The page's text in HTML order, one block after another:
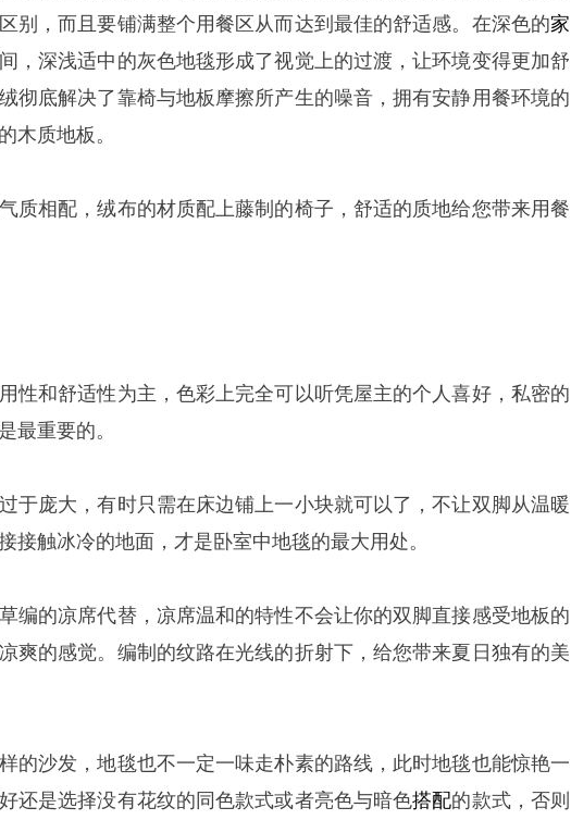
别，而且要铺满整个用餐区从而达到最佳的舒适感。在深色的家
，深浅适中的灰色地毯形成了视觉上的过渡，让环境变得更加舒
彻底解决了靠椅与地板摩擦所产生的噪音，拥有安静用餐环境的
木质地板。
质相配，绒布的材质配上藤制的椅子，舒适的质地给您带来用餐
性和舒适性为主，色彩上完全可以听凭屋主的个人喜好，私密的
最重要的。
于庞大，有时只需在床边铺上一小块就可以了，不让双脚从温暖
接触冰冷的地面，才是卧室中地毯的最大用处。
编的凉席代替，凉席温和的特性不会让你的双脚直接感受地板的
爽的感觉。编制的纹路在光线的折射下，给您带来夏日独有的美
的沙发，地毯也不一定一味走朴素的路线，此时地毯也能惊艳一
还是选择没有花纹的同色款式或者亮色与暗色搭配的款式，否则